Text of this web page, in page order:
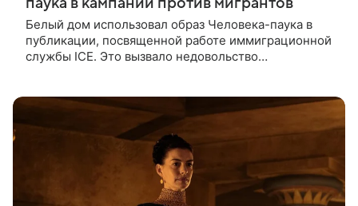
Белый дом использовал образ Человека-паука в
публикации, посвященной работе иммиграционной
службы ICE. Это вызвало недовольство